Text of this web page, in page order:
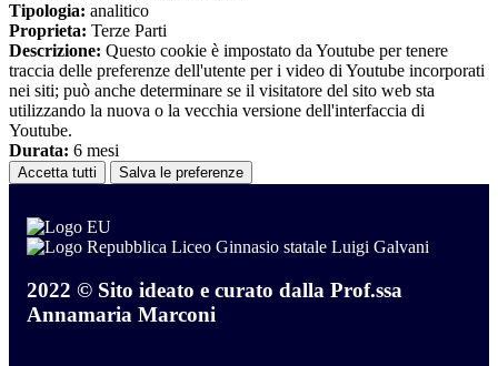
Tipologia: analitico
Proprieta: Terze Parti
Descrizione: Questo cookie è impostato da Youtube per tenere
traccia delle preferenze dell'utente per i video di Youtube incorporati
nei siti; può anche determinare se il visitatore del sito web sta
utilizzando la nuova o la vecchia versione dell'interfaccia di
Youtube.
Durata: 6 mesi
Accetta tutti Salva le preferenze
Liceo Ginnasio statale Luigi Galvani
2022 © Sito ideato e curato dalla Prof.ssa
Annamaria Marconi